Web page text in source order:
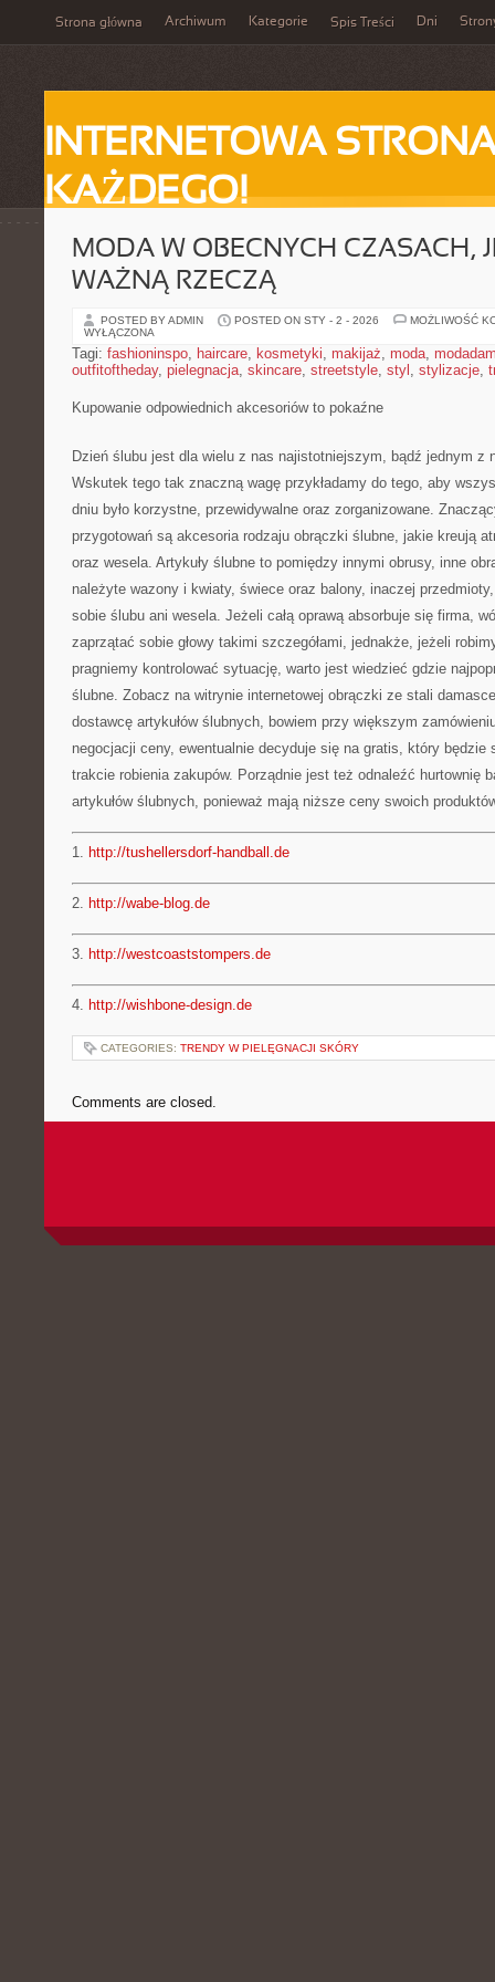
Strona główna Archiwum Kategorie Spis Treści Dni
INTERNETOWA
KAŻDEGO!
MODA W OBECNYCH CZASACH,
WAŻNĄ RZECZĄ
POSTED BY ADMIN POSTED ON STY - 2 - 2026
MOŻLIWOŚĆ
WYŁĄCZONA
Tagi: fashioninspo, haircare, kosmetyki, makijaż, moda,
outfitoftheday, pielegnacja, skincare, streetstyle, styl , stylizacje,
Kupowanie odpowiednich akcesoriów to pokaźne
Dzień ślubu jest dla wielu z nas najistotniejszym, bądź jednym z
Wskutek tego tak znaczną wagę przykładamy do tego, aby
dniu było korzystne, przewidywalne oraz zorganizowane.
przygotowań są akcesoria rodzaju obrączki ślubne, jakie kreują
oraz wesela. Artykuły ślubne to pomiędzy innymi obrusy, inne
należyte wazony i kwiaty, świece oraz balony, inaczej
sobie ślubu ani wesela. Jeżeli całą oprawą absorbuje się firma,
zaprzątać sobie głowy takimi szczegółami, jednakże, jeżeli
pragniemy kontrolować sytuację, warto jest wiedzieć gdzie
ślubne. Zobacz na witrynie internetowej obrączki ze stali
dostawcę artykułów ślubnych, bowiem przy większym
negocjacji ceny, ewentualnie decyduje się na gratis, który będzie
trakcie robienia zakupów. Porządnie jest też odnaleźć hurtownię
artykułów ślubnych, ponieważ mają niższe ceny swoich
1. http://tushellersdorf-handball.de
2. http://wabe-blog.de
3. http://westcoaststompers.de
4. http://wishbone-design.de
CATEGORIES: TRENDY W PIELĘGNACJI SKÓRY
Comments are closed.